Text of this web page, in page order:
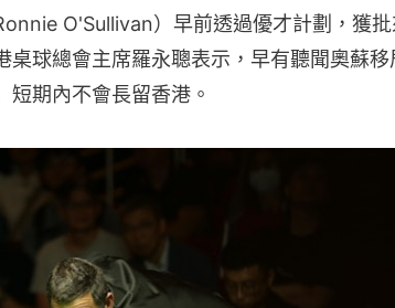
O'Sullivan）早前透過優才計劃，獲批
桌球總會主席羅永聰表示，早有聽聞奧蘇移
短期內不會長留香港。